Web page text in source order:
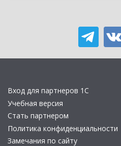
Вход для партнеров 1С
Учебная версия
Стать партнером
Политика конфиденциальности
Замечания по сайту